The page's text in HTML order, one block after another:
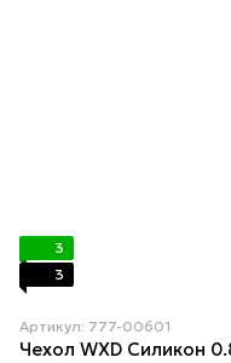
3
3
Артикул: 777-00601